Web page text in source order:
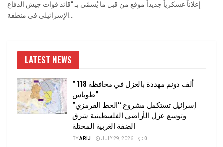
إعلاناً عسكرياً جديداً موقع من قبل ما يُسمّى بـ “قائد قوات جيش الدفاع
الإسرائيلي في منطقة...
LATEST NEWS
” 118 ألف دونم مهددة بالعزل في محافظة
طوباس”
إسرائيل تستكمل مشروع “الخط القرمزي”
وتوسع عزل الأراضي الفلسطينية شرق
الضفة الغربية المحتلة
BYARIJ JULY 29, 2026 0